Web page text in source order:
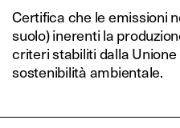
Certifica che le emissioni
suolo) inerenti la
criteri stabiliti dalla
sostenibilità ambientale.